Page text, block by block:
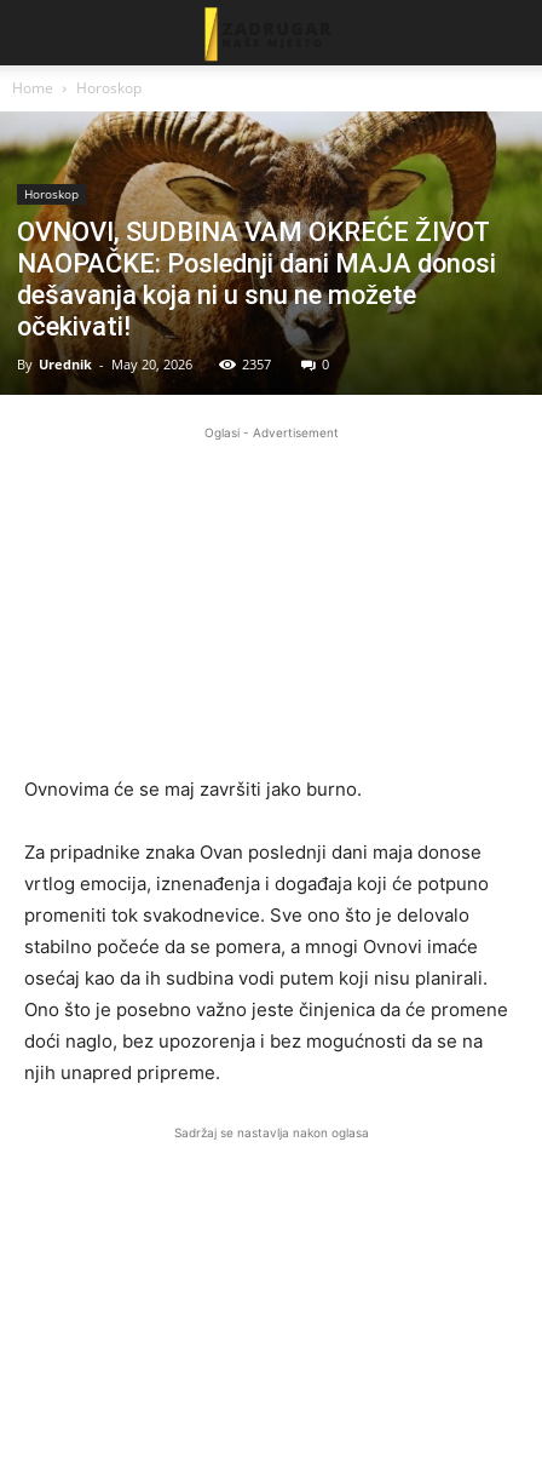
Home Horoskop
Horoskop
OVNOVI, SUDBINA VAM OKREĆE ŽIVOT
NAOPAČKE: Poslednji dani MAJA donosi
dešavanja koja ni u snu ne možete
očekivati!
By Urednik - May 20, 2026 2357 0
Oglasi - Advertisement
Ovnovima će se maj završiti jako burno.
Za pripadnike znaka Ovan poslednji dani maja donose
vrtlog emocija, iznenađenja i događaja koji će potpuno
promeniti tok svakodnevice. Sve ono što je delovalo
stabilno počeće da se pomera, a mnogi Ovnovi imaće
osećaj kao da ih sudbina vodi putem koji nisu planirali.
Ono što je posebno važno jeste činjenica da će promene
doći naglo, bez upozorenja i bez mogućnosti da se na
njih unapred pripreme.
Sadržaj se nastavlja nakon oglasa